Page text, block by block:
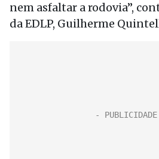
nem asfaltar a rodovia”,
da EDLP, Guilherme